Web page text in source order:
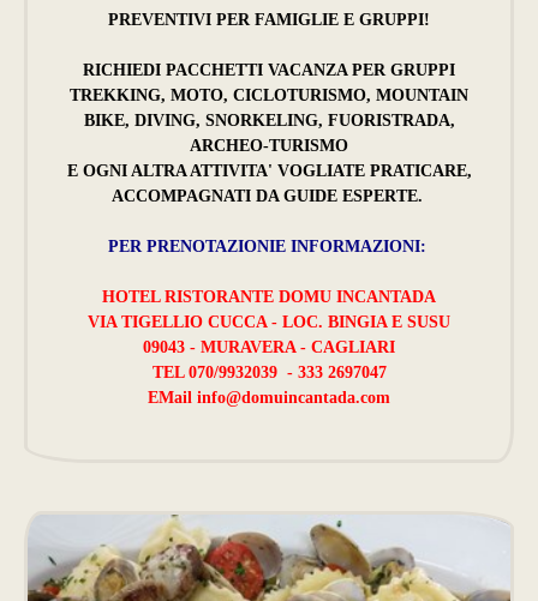
PREVENTIVI PER FAMIGLIE E GRUPPI!
RICHIEDI PACCHETTI VACANZA PER GRUPPI
TREKKING, MOTO, CICLOTURISMO, MOUNTAIN
BIKE, DIVING, SNORKELING, FUORISTRADA,
ARCHEO-TURISMO
E OGNI ALTRA ATTIVITA' VOGLIATE PRATICARE,
ACCOMPAGNATI DA GUIDE ESPERTE.
PER PRENOTAZIONIE INFORMAZIONI:
HOTEL RISTORANTE DOMU INCANTADA
VIA TIGELLIO CUCCA - LOC. BINGIA E SUSU
09043 - MURAVERA - CAGLIARI
TEL 070/9932039 - 333 2697047
EMail info@domuincantada.com